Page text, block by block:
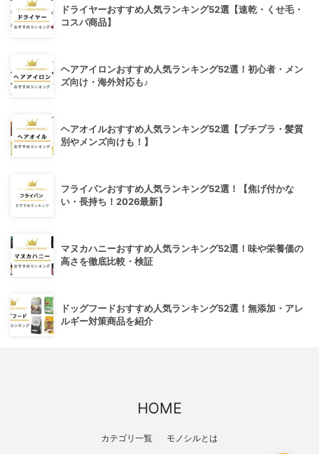
ドライヤーおすすめ人気ランキング52選【速乾・くせ毛・
コスパ商品】
ヘアアイロンおすすめ人気ランキング52選！初心者・メン
ズ向け・海外対応も♪
ヘアオイルおすすめ人気ランキング52選【プチプラ・髪質
別やメンズ向けも！】
フライパンおすすめ人気ランキング52選！【焦げ付かな
い・長持ち！2026最新】
マヌカハニーおすすめ人気ランキング52選！味や栄養価の
高さを徹底比較・検証
ドッグフードおすすめ人気ランキング52選！無添加・アレ
ルギー対策商品を紹介
HOME
カテゴリ一覧 モノシルとは